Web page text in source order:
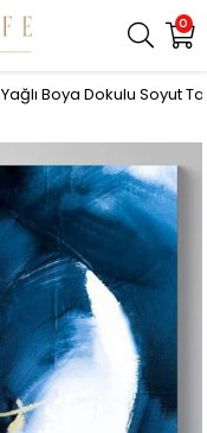
0
Yağlı Boya Dokulu Soyut